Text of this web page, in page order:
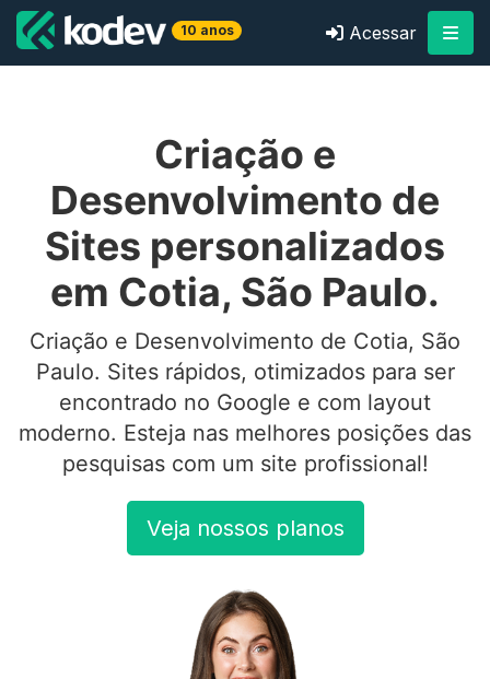
10 anos Acessar
Criação e
Desenvolvimento de
Sites personalizados
em Cotia, São Paulo.
Criação e Desenvolvimento de Cotia, São
Paulo. Sites rápidos, otimizados para ser
encontrado no Google e com layout
moderno. Esteja nas melhores posições das
pesquisas com um site profissional!
Veja nossos planos